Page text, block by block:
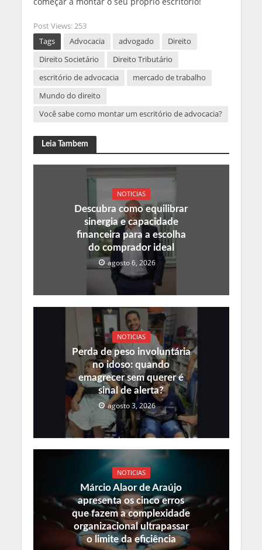
Post Views: 253
Tags
Advocacia advogado
Direito
Direito Societário
Direito Tributário
escritório de advocacia
mercado de trabalho
Mundo do direito
Você sabe como montar um escritório de advocacia?
Leia Tambem
NOTICIAS
Descubra como equilibrar
sinergia e capacidade
financeira para a escolha
do comprador ideal
agosto 6, 2026
NOTICIAS
Perda de peso involuntária
no idoso: quando
emagrecer sem querer é
sinal de alerta?
agosto 3, 2026
NOTICIAS
Márcio Alaor de Araújo
apresenta os cinco erros
que fazem a complexidade
organizacional ultrapassar
o limite da eficiência